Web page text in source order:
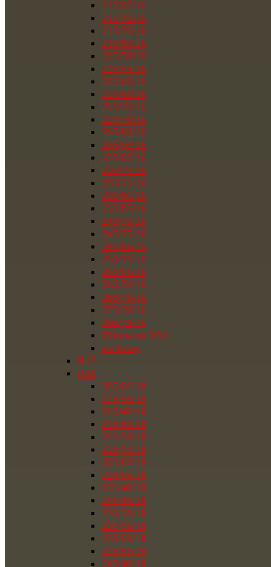
215/65/16
215/70/16
215/75/16
215/80/16
225/50/16
225/55/16
225/60/16
225/65/16
225/70/16
225/75/16
225/80/16
235/60/16
235/65/16
235/70/16
235/75/16
235/80/16
235/85/16
245/70/16
245/75/16
255/65/16
255/70/16
265/65/16
265/70/16
265/75/16
275/70/16
285/75/16
Шины на УАЗ
на Ниву
R17
R18
285/60/18
215/55/18
225/40/18
225/45/18
225/50/18
225/55/18
225/60/18
225/65/18
235/40/18
235/45/18
235/50/18
235/55/18
235/60/18
235/65/18
245/40/18